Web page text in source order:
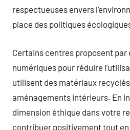
respectueuses envers
place des politiques
Certains centres proposent par
numériques pour réduire
utilisent des matériaux
aménagements intérieurs. En
dimension éthique dans votre
contribuer positivement tout